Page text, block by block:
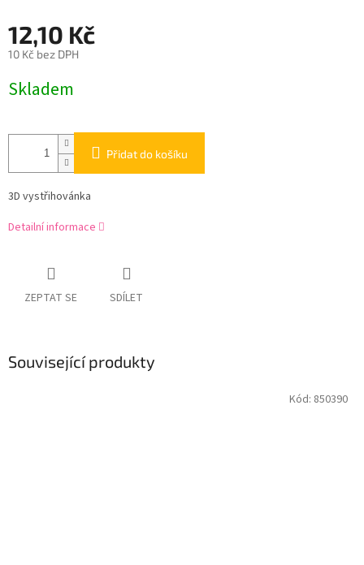
12,10 Kč
10 Kč bez DPH
cena:
Skladem
Přidat do košíku
3D vystřihovánka
Detailní informace
ZEPTAT SE SDÍLET
Související produkty
Kód: 850390